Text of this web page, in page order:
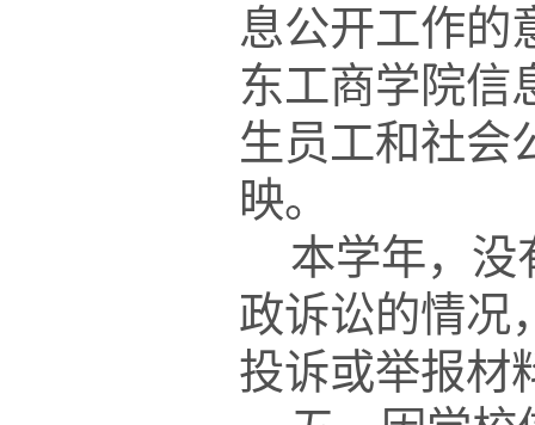
息公开工作的
东工商学院信
生员工和社会
映。
本学年，没
政诉讼的情况
投诉或举报材